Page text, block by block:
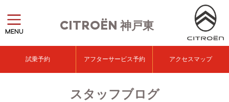
CITROËN神戸東
MENU
試乗予約 アフターサービス予約 アクセスマップ
スタッフブログ